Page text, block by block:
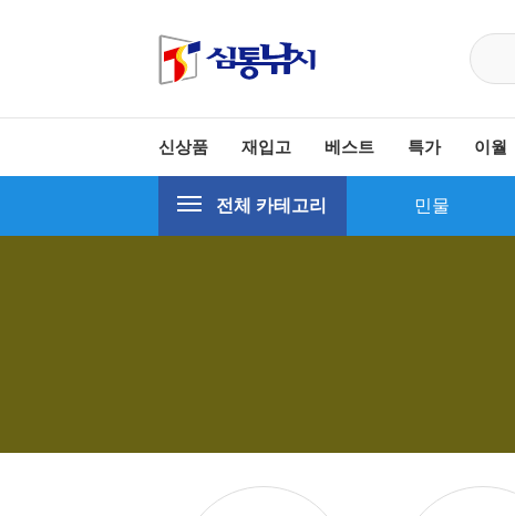
신상품 재입고 베스트 특가 이월
전체 카테고리 민물